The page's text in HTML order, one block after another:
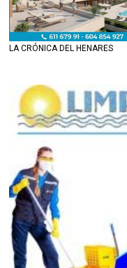
LA CRÓNICA DEL HENARES